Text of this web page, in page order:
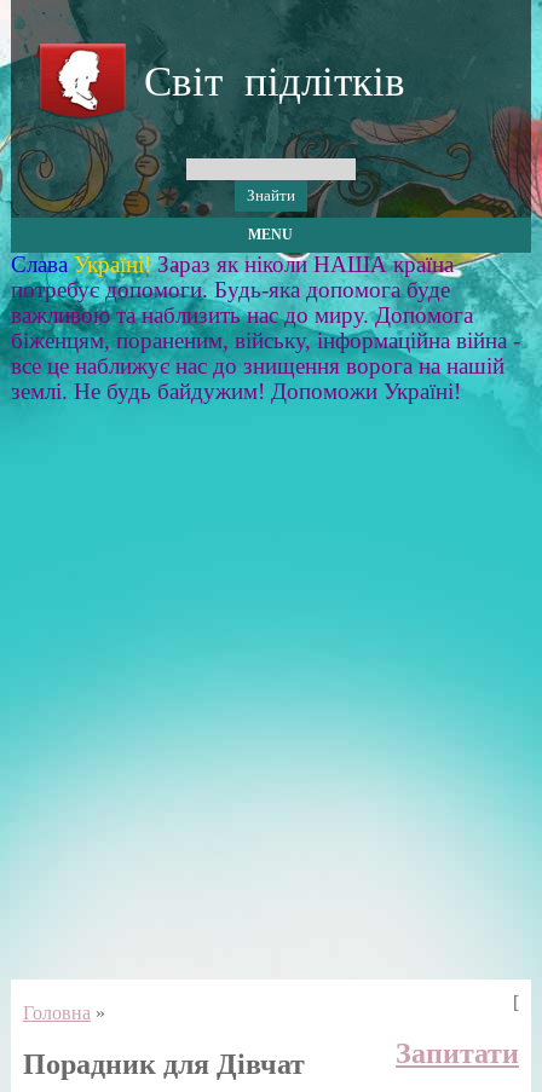
Світ підлітків
MENU
Слава Україні! Зараз як ніколи НАША країна
потребує допомоги. Будь-яка допомога буде
важливою та наблизить нас до миру. Допомога
біженцям, пораненим, війську, інформаційна війна -
все це наближує нас до знищення ворога на нашій
землі. Не будь байдужим! Допоможи Україні!
Головна »
Порадник для Дівчат
[
Запитати